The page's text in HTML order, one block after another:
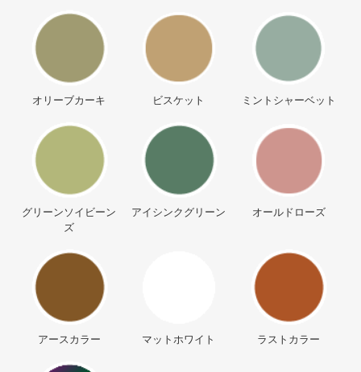
オリーブカーキ ビスケット ミントシャーベット
グリーンソイビーン
ズ
アイシンクグリーン オールドローズ
アースカラー マットホワイト ラストカラー